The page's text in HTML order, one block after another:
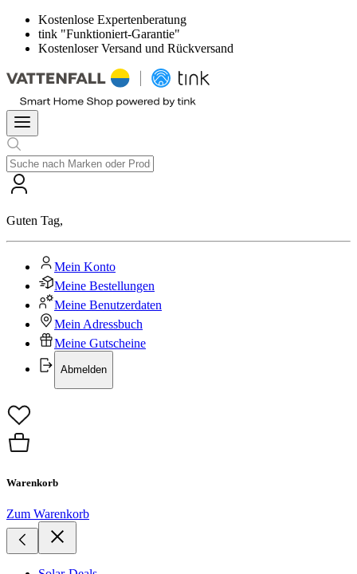
Kostenlose Expertenberatung
tink "Funktioniert-Garantie"
Kostenloser Versand und Rückversand
Guten Tag,
Mein Konto
Meine Bestellungen
Meine Benutzerdaten
Mein Adressbuch
Meine Gutscheine
Abmelden
Warenkorb
Zum Warenkorb